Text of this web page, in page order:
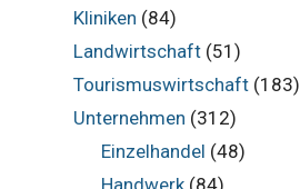
Kliniken (84)
Landwirtschaft(51)
Tourismuswirtschaft(183)
Unternehmen (312)
Einzelhandel (48)